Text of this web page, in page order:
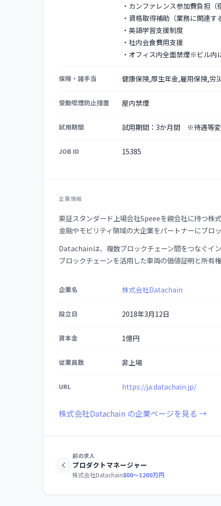
・カンファレンス参加費負担（
・資格取得補助（業務に関連す
・英語学習支援制度
・社内会食費用支援
・オフィス内全面禁煙※ビル内
保険・諸手当 健康保険,厚生年金,雇用保険,労
受動喫煙防止措置 屋内禁煙
試用期間 試用期間：3か月間 ※待遇等
JOB ID 15385
企業情報
東証スタンダード上場会社Speeeを親会社に持つ株
金融やモビリティ領域の大企業をパートナーにブロ
Datachainは、複数ブロックチェーン間をつなぐイ
ブロックチェーンを活用した車両の価値証明と所有
業
報
詳
企業名 株式会社Datachain
設立日 2018年3月12日
資本金 1億円
従業員数 非上場
URL https://ja.datachain.jp/
株式会社Datachain の企業ページを見る →
前の求人
プロダクトマネージャー
株式会社Datachain800〜1200万円